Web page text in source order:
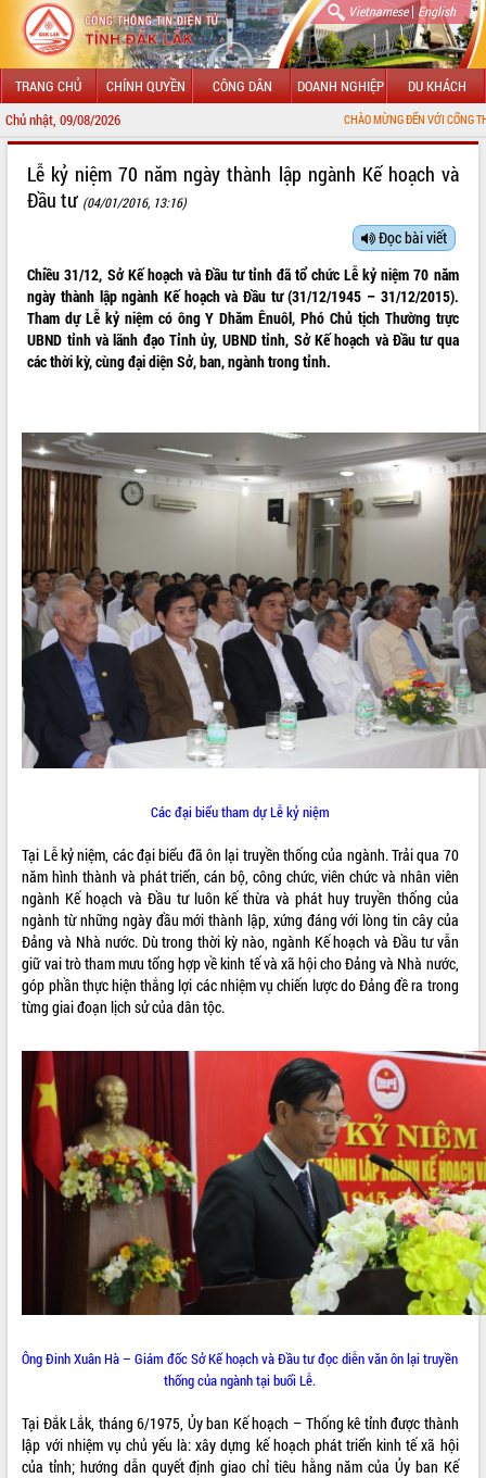
Vietnamese| English
TRANG CHỦ CHÍNH QUYỀN CÔNG DÂN DOANH NGHIỆP DU KHÁCH
Chủ nhật, 09/08/2026 CHÀO MỪNG ĐẾN VỚI CỔNG THÔNG TIN ĐIỆN TỬ
GIỚI THIỆU
LÃNH ĐẠO UBND TỈNH
SỞ, BAN, NGÀNH
UBND CÁC XÃ, PHƯỜNG
VĂN BẢN HĐND TỈNH
ĐIỂM TIN VĂN BẢN
QUY HOẠCH - KẾ HOẠCH
VIDEO
ALBUM ẢNH
LIÊN KẾT WEB
THỐNG KÊ TRUY CẬP
Hôm nay: 16912
Lễ kỷ niệm 70 năm ngày thành lập ngành Kế hoạch và
Đầu tư (04/01/2016, 13:16)
Đọc bài viết
Chiều 31/12, Sở Kế hoạch và Đầu tư tỉnh đã tổ chức Lễ kỷ niệm 70 năm
ngày thành lập ngành Kế hoạch và Đầu tư (31/12/1945 – 31/12/2015).
Tham dự Lễ kỷ niệm có ông Y Dhăm Ênuôl, Phó Chủ tịch Thường trực
UBND tỉnh và lãnh đạo Tỉnh ủy, UBND tỉnh, Sở Kế hoạch và Đầu tư qua
các thời kỳ, cùng đại diện Sở, ban, ngành trong tỉnh.
Các đại biểu tham dự Lễ kỷ niệm
Tại Lễ kỷ niệm, các đại biểu đã ôn lại truyền thống của ngành. Trải qua 70
năm hình thành và phát triển, cán bộ, công chức, viên chức và nhân viên
ngành Kế hoạch và Đầu tư luôn kế thừa và phát huy truyền thống của
ngành từ những ngày đầu mới thành lập, xứng đáng với lòng tin cây của
Đảng và Nhà nước. Dù trong thời kỳ nào, ngành Kế hoạch và Đầu tư vẫn
giữ vai trò tham mưu tổng hợp về kinh tế và xã hội cho Đảng và Nhà nước,
góp phần thực hiện thắng lợi các nhiệm vụ chiến lược do Đảng đề ra trong
từng giai đoạn lịch sử của dân tộc.
Ông Đinh Xuân Hà – Giám đốc Sở Kế hoạch và Đầu tư đọc diễn văn ôn lại truyền
thống của ngành tại buổi Lễ.
Tại Đắk Lắk, tháng 6/1975, Ủy ban Kế hoạch – Thống kê tỉnh được thành
lập với nhiệm vụ chủ yếu là: xây dựng kế hoạch phát triển kinh tế xã hội
của tỉnh; hướng dẫn quyết định giao chỉ tiêu hằng năm của Ủy ban Kế